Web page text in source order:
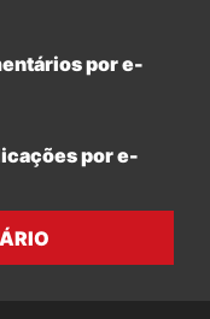
por e-
por e-